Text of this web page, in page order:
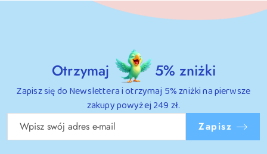
Otrzymaj 5% zniżki
Zapisz się do Newslettera i otrzymaj 5% zniżki na pierwsze
zakupy powyżej 249 zł.
Zapisz